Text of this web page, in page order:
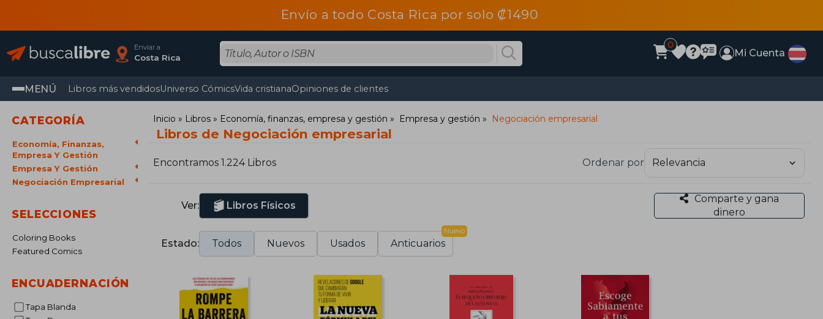
Envío a todo Costa Rica por solo ₡1490
Enviar a
Costa Rica
0
Mi Cuenta
MENÚ Libros más vendidosUniverso CómicsVida cristianaOpiniones de clientes
CATEGORÍA
Economía, Finanzas,
Empresa Y Gestión
Empresa Y Gestión
Negociación Empresarial
SELECCIONES
Coloring Books
Featured Comics
ENCUADERNACIÓN
Tapa Blanda
Inicio Libros Economía, finanzas, empresa y gestión Empresa y gestión Negociación empresarial
Libros de Negociación empresarial
Encontramos 1.224 Libros Ordenar por
Ver: Libros Físicos
Comparte y gana
dinero
Estado: Todos Nuevos Usados Anticuarios
Nuevo